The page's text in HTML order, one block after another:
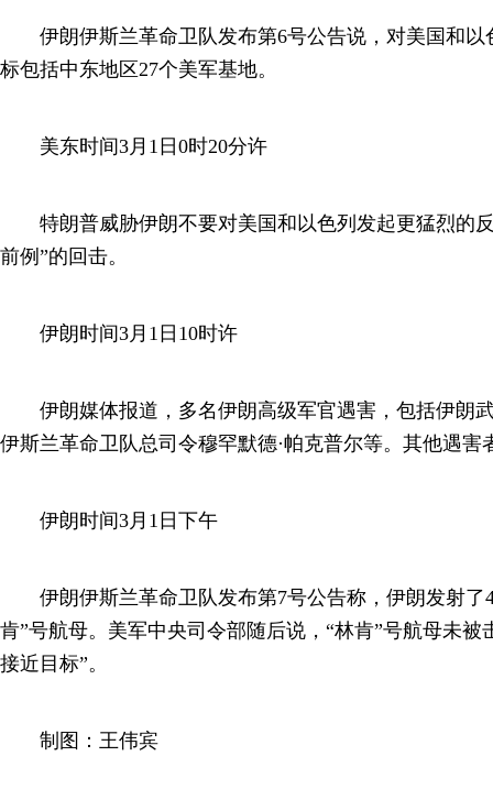
伊朗伊斯兰革命卫队发布第6号公告说，对美国和以
标包括中东地区27个美军基地。
美东时间3月1日0时20分许
特朗普威胁伊朗不要对美国和以色列发起更猛烈的
前例”的回击。
伊朗时间3月1日10时许
伊朗媒体报道，多名伊朗高级军官遇害，包括伊朗
伊斯兰革命卫队总司令穆罕默德·帕克普尔等。其他遇害
伊朗时间3月1日下午
伊朗伊斯兰革命卫队发布第7号公告称，伊朗发射了
肯”号航母。美军中央司令部随后说，“林肯”号航母未被
接近目标”。
制图：王伟宾